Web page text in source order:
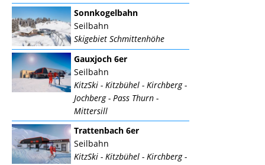
Sonnkogelbahn
Seilbahn
Skigebiet Schmittenhöhe
Gauxjoch 6er
Seilbahn
KitzSki - Kitzbühel - Kirchberg -
Jochberg - Pass Thurn -
Mittersill
Trattenbach 6er
Seilbahn
KitzSki - Kitzbühel - Kirchberg -